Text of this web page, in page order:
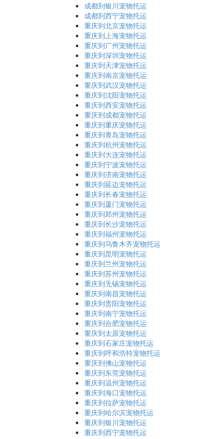
成都到银川宠物托运
成都到西宁宠物托运
重庆到北京宠物托运
重庆到上海宠物托运
重庆到广州宠物托运
重庆到深圳宠物托运
重庆到天津宠物托运
重庆到南京宠物托运
重庆到武汉宠物托运
重庆到沈阳宠物托运
重庆到西安宠物托运
重庆到成都宠物托运
重庆到重庆宠物托运
重庆到青岛宠物托运
重庆到杭州宠物托运
重庆到大连宠物托运
重庆到宁波宠物托运
重庆到济南宠物托运
重庆到延边宠物托运
重庆到长春宠物托运
重庆到厦门宠物托运
重庆到郑州宠物托运
重庆到长沙宠物托运
重庆到福州宠物托运
重庆到乌鲁木齐宠物托运
重庆到昆明宠物托运
重庆到兰州宠物托运
重庆到苏州宠物托运
重庆到无锡宠物托运
重庆到南昌宠物托运
重庆到贵阳宠物托运
重庆到南宁宠物托运
重庆到合肥宠物托运
重庆到太原宠物托运
重庆到石家庄宠物托运
重庆到呼和浩特宠物托运
重庆到佛山宠物托运
重庆到东莞宠物托运
重庆到温州宠物托运
重庆到海口宠物托运
重庆到拉萨宠物托运
重庆到哈尔滨宠物托运
重庆到银川宠物托运
重庆到西宁宠物托运